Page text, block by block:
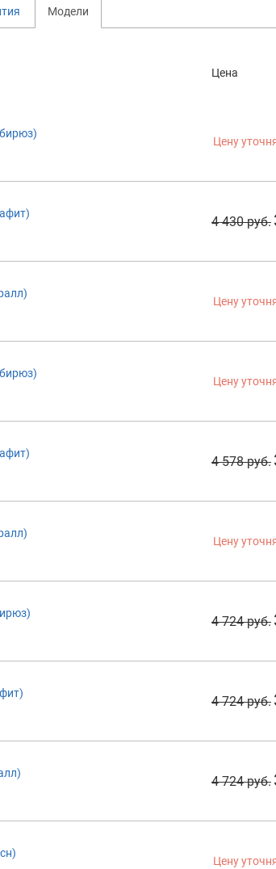
Модели
Цена
Цену
4 430 руб.
Цену
Цену
4 578 руб.
Цену
4 724 руб.
4 724 руб.
4 724 руб.
Цену